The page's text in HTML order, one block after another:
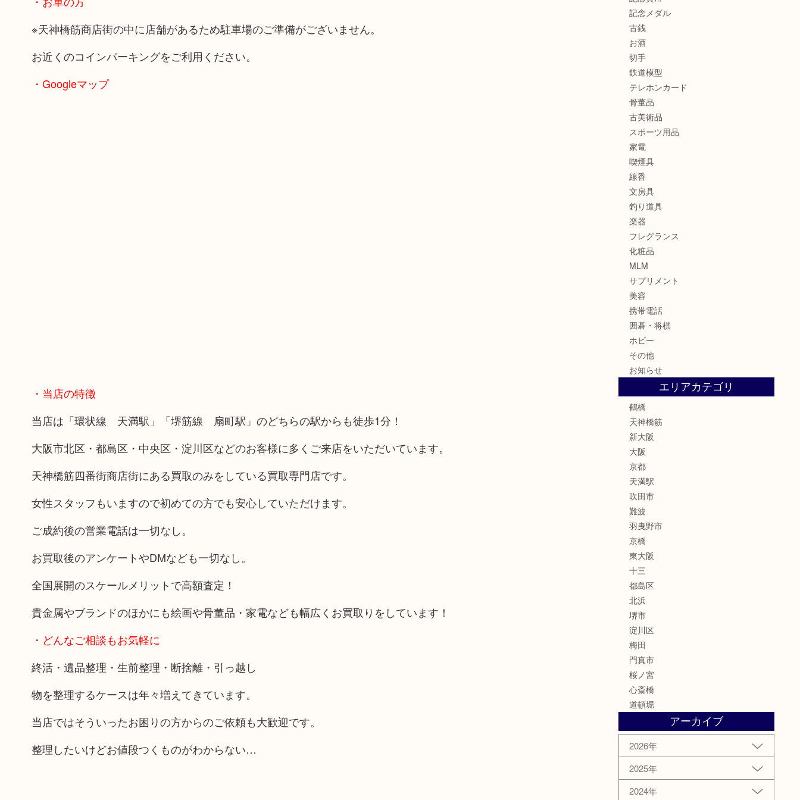
※天神橋筋商店街の中に店舗があるため駐車場のご準備がございません。
お近くのコインパーキングをご利用ください。
・Googleマップ
・当店の特徴
当店は「環状線 天満駅」「堺筋線 扇町駅」のどちらの駅からも徒歩1分！
大阪市北区・都島区・中央区・淀川区などのお客様に多くご来店をいただいています。
天神橋筋四番街商店街にある買取のみをしている買取専門店です。
女性スタッフもいますので初めての方でも安心していただけます。
ご成約後の営業電話は一切なし。
お買取後のアンケートやDMなども一切なし。
全国展開のスケールメリットで高額査定！
貴金属やブランドのほかにも絵画や骨董品・家電なども幅広くお買取りをしています！
・どんなご相談もお気軽に
終活・遺品整理・生前整理・断捨離・引っ越し
物を整理するケースは年々増えてきています。
当店ではそういったお困りの方からのご依頼も大歓迎です。
整理したいけどお値段つくものがわからない…
記念メダル
古銭
お酒
切手
鉄道模型
テレホンカード
骨董品
古美術品
スポーツ用品
家電
喫煙具
線香
文房具
釣り道具
楽器
フレグランス
化粧品
MLM
サプリメント
美容
携帯電話
囲碁・将棋
ホビー
その他
お知らせ
エリアカテゴリ
鶴橋
天神橋筋
新大阪
大阪
京都
天満駅
吹田市
難波
羽曳野市
京橋
東大阪
十三
都島区
北浜
堺市
淀川区
梅田
門真市
桜ノ宮
心斎橋
道頓堀
アーカイブ
2026年
2025年
2024年